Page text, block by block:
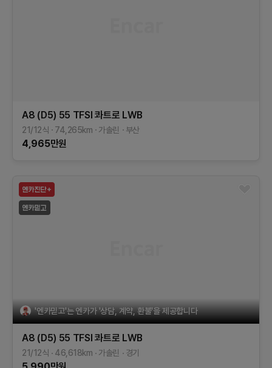
A8 (D5) 55 TFSI 콰트로 LWB
21/12식 74,265km 가솔린 부산
4,965만원
'엔카믿고'는 엔카가 '상담, 계약, 환불'을 제공합니다
A8 (D5) 55 TFSI 콰트로 LWB
21/12식 46,618km 가솔린 경기